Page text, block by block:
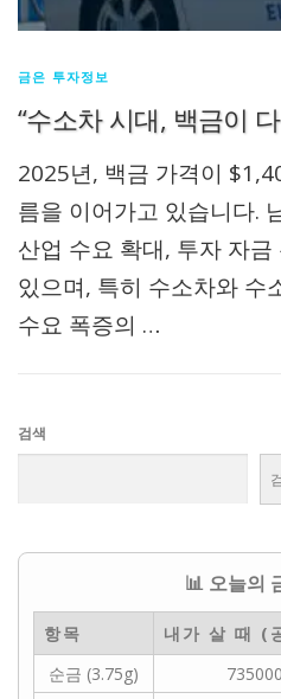
금은 투자정보
“수소차 시대, 백금이
2025년, 백금 가격이
름을 이어가고 있습니다.
산업 수요 확대, 투자 자
있으며, 특히 수소차와 수
수요 폭증의 …
검색
📊 오늘의
항목 내가 살 때 (
순금 (3.75g)